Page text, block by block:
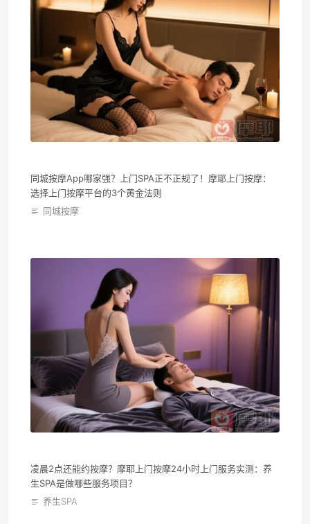
同城按摩App哪家强？上门SPA正不正规了！摩耶上门按摩：
选择上门按摩平台的3个黄金法则
同城按摩
凌晨2点还能约按摩？摩耶上门按摩24小时上门服务实测：养
生SPA是做哪些服务项目？
养生SPA